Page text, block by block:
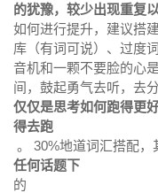
的犹豫，较少出现重复
如何进行提升，建议搭
库（有词可说）、过度
音机和一颗不要脸的心
间，鼓起勇气去听，去
仅仅是思考如何跑得更
得去跑
。
30%地道词汇搭配，
任何话题下
的